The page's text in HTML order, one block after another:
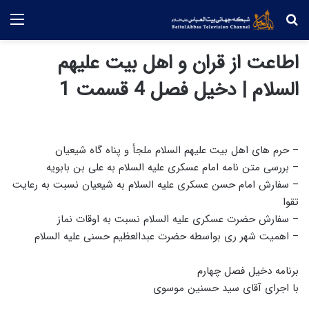
جستجو
اطاعت از قران و اهل بیت علیهم
السلام | دخیل فصل 4 قسمت 1
– حرم های اهل بیت علیهم السلام ملجأ و پناه گاه شیعیان
– بررسی متن نامه امام عسکری علیه السلام به علی بن بابویه
– سفارش امام حسن عسکری علیه السلام به شیعیان نسبت به رعایت
تقوا
– سفارش حضرت عسکری علیه السلام نسبت به اوقات نماز
– اهمیت شهر ری بواسطه حضرت عبدالعظیم حسنی علیه السلام
برنامه دخیل فصل چهارم
با اجرای آقای سید حسنین موسوی